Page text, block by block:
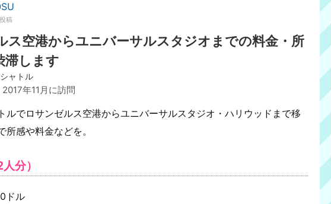
稿
ス空港からユニバーサルスタジオまでの料金・所
滞します
ャトル
2017年11月に訪問
ルでロサンゼルス空港からユニバーサルスタジオ・ハリウッドまで移
所感や料金などを。
分）
ドル